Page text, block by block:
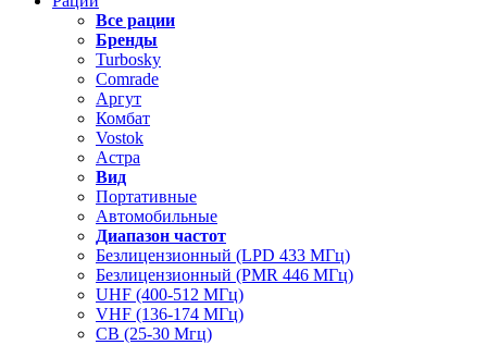
Все рации
Бренды
Turbosky
Comrade
Аргут
Комбат
Vostok
Астра
Вид
Портативные
Автомобильные
Диапазон частот
Безлицензионный (LPD 433 МГц)
Безлицензионный (PMR 446 МГц)
UHF (400-512 МГц)
VHF (136-174 МГц)
CB (25-30 Мгц)